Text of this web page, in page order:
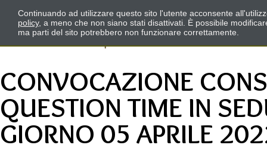
CONVOCAZIONE
QUESTION TIME IN
GIORNO 05 APRILE
Continuando ad utilizzare questo sito l'utente acconsente
policy, a meno che non siano stati disattivati. È possibile
ma parti del sito potrebbero non funzionare correttamente.